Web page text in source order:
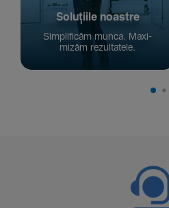
Solu­țiile noastre
Simpli­ficăm munca. Maxi­
mizăm rezul­ta­tele.